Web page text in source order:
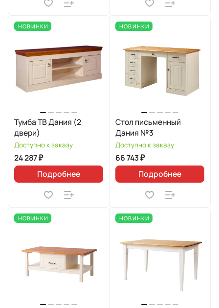
НОВИНКИ
Тумба ТВ Дания (2
двери)
Доступно к заказу
24 287 ₽
Подробнее
НОВИНКИ
Стол письменный
Дания №3
Доступно к заказу
66 743 ₽
Подробнее
НОВИНКИ НОВИНКИ